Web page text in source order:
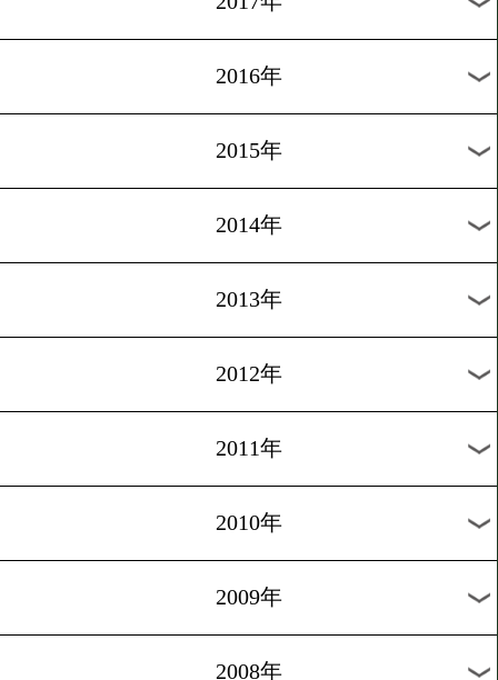
2023年
2022年
2020年
2018年